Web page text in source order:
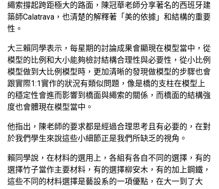
繩索撐起跨距極大的路面，陳冠華老師分享著名的西班牙建
築師Calatrava，也清楚的解釋著「美的依據」和結構的重要
性。
大三賴同學表示，每星期的討論成果會顯現在模型當中，從
模型的比例和大小能夠檢討結構合理性與必要性，從小比例
模型做到大比例模型時，更加清晰的發現做模型的步驟也會
跟實際1:1實作的狀況有類似問題，像是橋的支柱在模型上
的穩定性會進而影響到橋面與繩索的關係，而橋面的結構強
度也會體現在模型當中。
他指出，陳老師的要求都是經過合理思考且有必要的，在對
於我們學生來說這些小細節正是我們所缺乏的視角。
賴同學說，在材料的選用上，各組有各自不同的選擇，有的
選擇竹子當作主要材料，有的選擇柳安木，有的加上鋼鐵，
這些不同的材料選擇是藝設系的一項優點，在大一到了大